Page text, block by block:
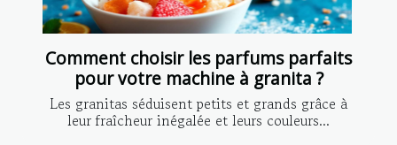
Comment choisir les parfums parfaits
pour votre machine à granita ?
Les granitas séduisent petits et grands grâce à
leur fraîcheur inégalée et leurs couleurs...